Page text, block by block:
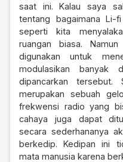
saat ini. Kalau saya
tentang bagaimana Li-
seperti kita
ruangan biasa.
digunakan untuk
modulasikan banyak
dipancarkan
merupakan sebuah
frekwensi radio yang
cahaya juga dapat
secara sederhananya
berkedip. Kedipan ini
mata manusia karena